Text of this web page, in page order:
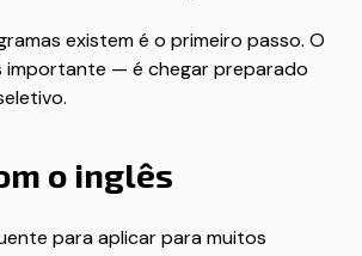
existem é o primeiro passo. O
importante — é chegar preparado
o inglês
para aplicar para muitos